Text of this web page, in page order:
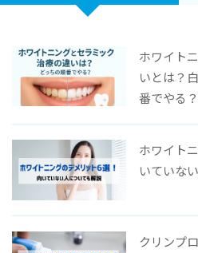
ホワイト
いとは？
番でやる？
ホワイト
いていな
クリンプ